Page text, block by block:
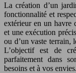
La création d’un
fonctionnalité et
extérieur en un havre
et une exécution
ou d’un vaste terrain,
L’objectif est de
parfaitement dans
besoins et à vos envies.